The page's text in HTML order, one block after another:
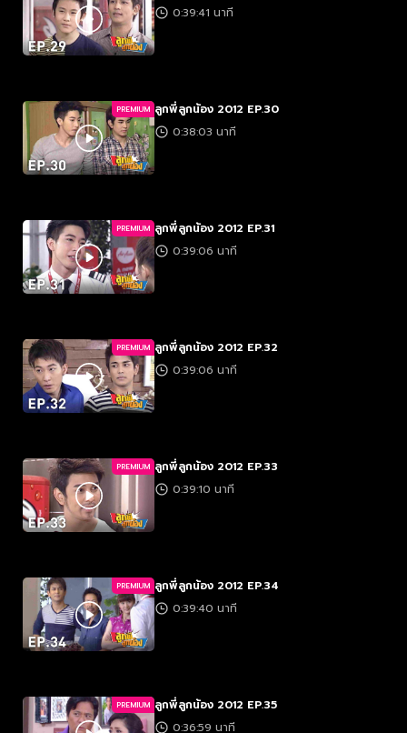
0:39:41 นาที
PREMIUM ลูกพี่ลูกน้อง 2012 EP.30
0:38:03 นาที
PREMIUM ลูกพี่ลูกน้อง 2012 EP.31
0:39:06 นาที
PREMIUM ลูกพี่ลูกน้อง 2012 EP.32
0:39:06 นาที
PREMIUM ลูกพี่ลูกน้อง 2012 EP.33
0:39:10 นาที
PREMIUM ลูกพี่ลูกน้อง 2012 EP.34
0:39:40 นาที
PREMIUM ลูกพี่ลูกน้อง 2012 EP.35
0:36:59 นาที